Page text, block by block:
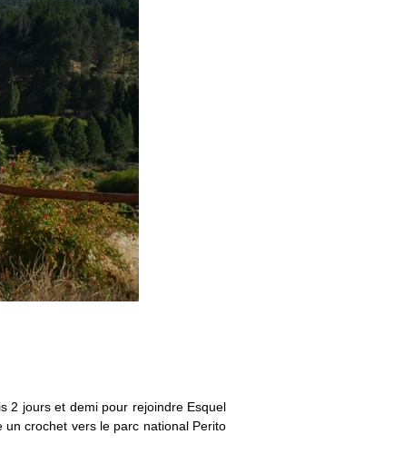
2 jours et demi pour rejoindre Esquel
un crochet vers le parc national Perito